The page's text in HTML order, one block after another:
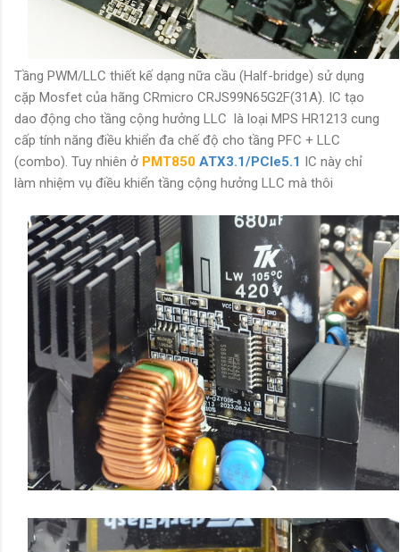
Tầng PWM/LLC thiết kế dạng nữa cầu (Half-bridge) sử dụng
cặp Mosfet của hãng CRmicro CRJS99N65G2F(31A). IC tạo
dao động cho tầng cộng hưởng LLC là loại MPS HR1213 cung
cấp tính năng điều khiển đa chế độ cho tầng PFC + LLC
(combo). Tuy nhiên ở PMT850 ATX3.1/PCIe5.1 IC này chỉ
làm nhiệm vụ điều khiển tầng cộng hưởng LLC mà thôi